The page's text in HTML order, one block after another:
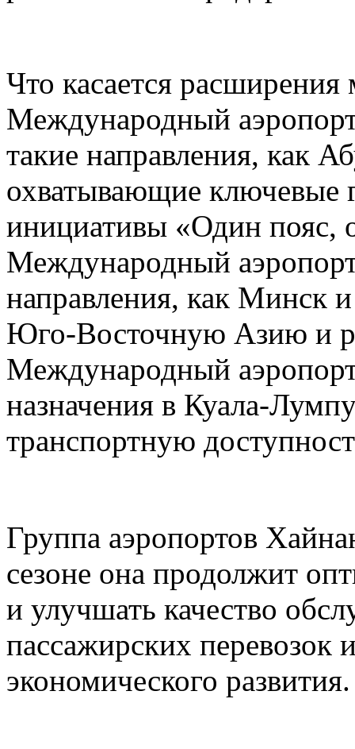
Что касается
Международный
такие направления, как
охватывающие ключевые
инициативы «Один
Международный
направления, как Минск
Юго-Восточную Азию и
Международный
назначения в Куала-
транспортную
Группа аэропортов
сезоне она продолжит
и улучшать качество
пассажирских перевозок
экономического развития.